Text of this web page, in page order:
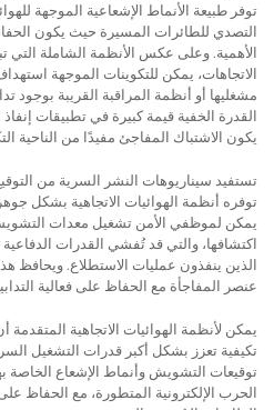
توفر طبيعة الأنماط الإشعاعية الموجهة
التصدي للطائرات المسيرة حيث يكون
الأهمية. وعلى عكس الأنظمة الشاملة
الاتجاهات، يمكن للتكوينات الموجهة
مشغليها أو أنظمة المراقبة القريبة
القدرة الخفية قيمة كبيرة في تطبيقات إنفاذ
يكون الاشتباك المفاجئ مفيدًا من الناحية
تستفيد سيناريوهات النشر السرية من
توفره أنظمة الهوائيات الاتجاهية بشكل
يمكن لموظفي الأمن تشغيل معدات
اكتشافها، والتي قد تُفشي القدرات
الذين ينفذون عمليات الاستطلاع. ويحافظ
عنصر المفاجأة مع الحفاظ على فعالية
يمكن لأنظمة الهوائيات الاتجاهية
تكيفية تعزز بشكل أكبر قدرات التشغيل
توقيعات التشويش وأنماط الإشعاع الخاصة
الحرب الإلكترونية المتطورة، مع الحفاظ